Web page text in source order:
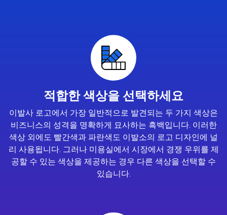
적합한 색상을 선택하세요
이발사 로고에서 가장 일반적으로 발견되는 두 가지 색상은
비즈니스의 성격을 명확하게 묘사하는 흑백입니다. 이러한
색상 외에도 빨간색과 파란색도 이발소의 로고 디자인에 널
리 사용됩니다. 그러나 미용실에서 시장에서 경쟁 우위를 제
공할 수 있는 색상을 제공하는 경우 다른 색상을 선택할 수
있습니다.